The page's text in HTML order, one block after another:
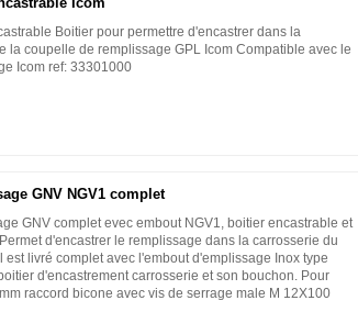
Boitier pour permettre d'encastrer dans la
la coupelle de remplissage GPL Icom Compatible avec le
Icom ref: 33301000
GNV NGV1 complet
GNV complet evec embout NGV1, boitier encastrable et
d'encastrer le remplissage dans la carrosserie du
est livré complet avec l'embout d'emplissage Inox type
d'encastrement carrosserie et son bouchon. Pour
raccord bicone avec vis de serrage male M 12X100